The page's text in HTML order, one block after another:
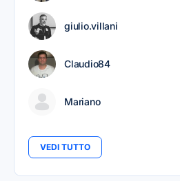
giulio.villani
Claudio84
Mariano
VEDI TUTTO